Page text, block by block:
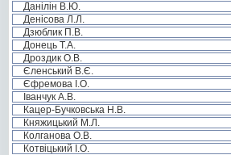
Данілін В.Ю.
Денісова Л.Л.
Дзюблик П.В.
Донець Т.А.
Дроздик О.В.
Єленський В.Є.
Єфремова І.О.
Іванчук А.В.
Кацер-Бучковська Н.В.
Княжицький М.Л.
Колганова О.В.
Котвіцький І.О.